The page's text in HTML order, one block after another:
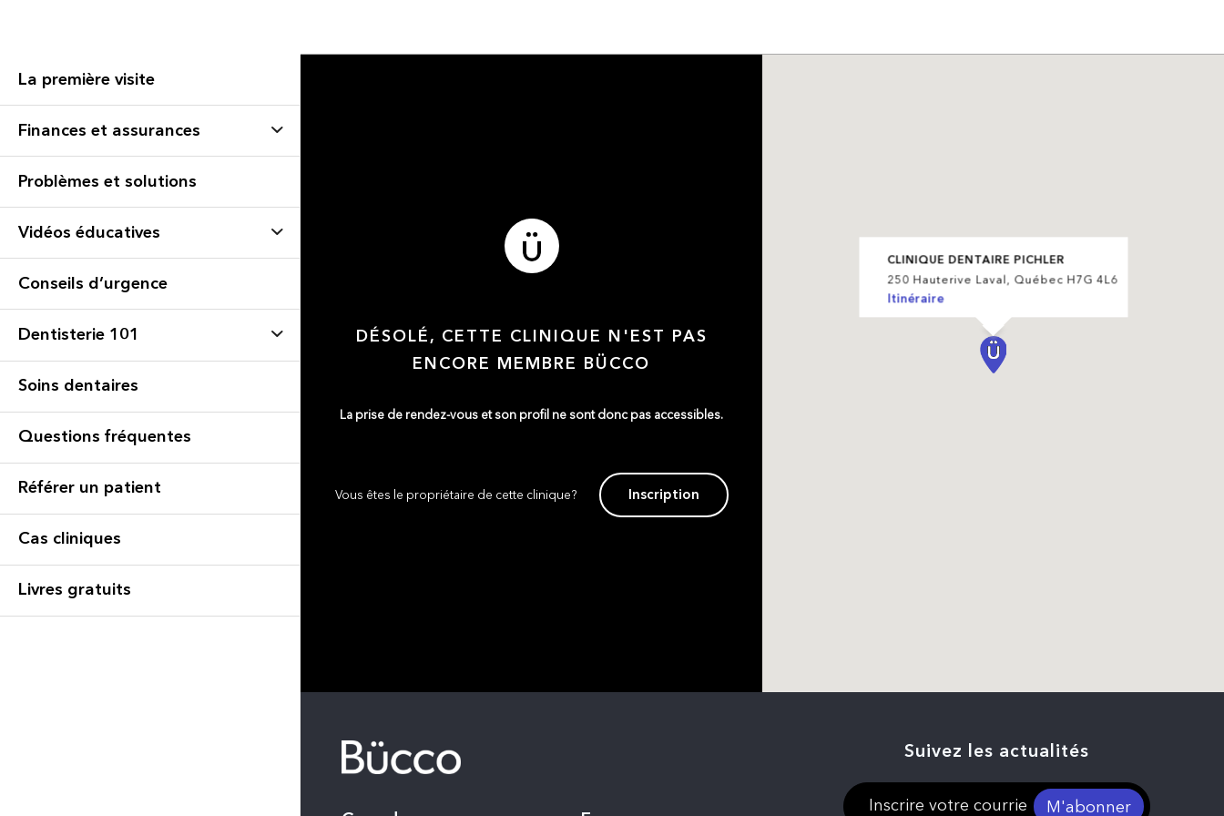
La première visite
Finances et assurances
Problèmes et solutions
Vidéos éducatives
Conseils d’urgence
Dentisterie 101
Soins dentaires
Questions fréquentes
Référer un patient
Cas cliniques
Livres gratuits
DÉSOLÉ, CETTE CLINIQUE N'EST PAS
ENCORE MEMBRE BÜCCO
La prise de rendez-vous et son profil ne sont donc pas accessibles.
Vous êtes le propriétaire de cette clinique? Inscription
CLINIQUE DENTAIRE PICHLER
250 Hauterive Laval, Québec H7G 4L6
Itinéraire
Suivez les actualités
M'abonner